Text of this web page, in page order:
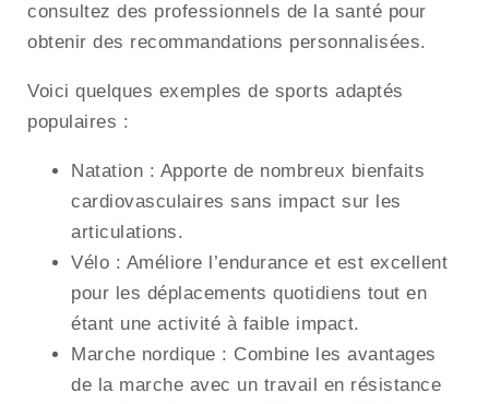
consultez des professionnels de la santé pour
obtenir des recommandations personnalisées.
Voici quelques exemples de sports adaptés
populaires :
Natation : Apporte de nombreux bienfaits
cardiovasculaires sans impact sur les
articulations.
Vélo : Améliore l’endurance et est excellent
pour les déplacements quotidiens tout en
étant une activité à faible impact.
Marche nordique : Combine les avantages
de la marche avec un travail en résistance